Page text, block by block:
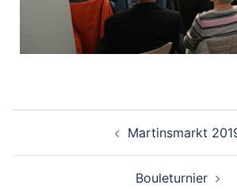
Martinsmarkt
Bouleturnier